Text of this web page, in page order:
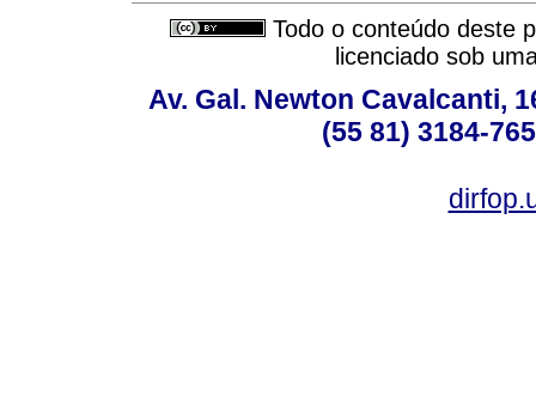
Todo o conteúdo deste
licenciado sob
Av. Gal. Newton Cavalcanti,
(55 81) 3184-